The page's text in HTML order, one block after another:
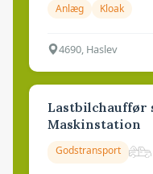
Anlæg Kloak
4690, Haslev
Lastbilchauffør
Maskinstation
Godstransport